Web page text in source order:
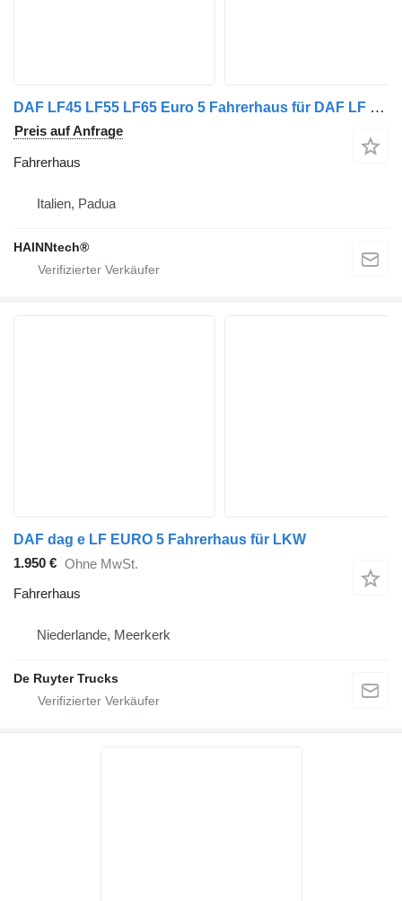
DAF LF45 LF55 LF65 Euro 5 Fahrerhaus für DAF LF DAY CAB LKW
Preis auf Anfrage
Fahrerhaus
Italien, Padua
HAINNtech®
DAF dag e LF EURO 5 Fahrerhaus für LKW
1.950 € Ohne MwSt.
Fahrerhaus
Niederlande, Meerkerk
De Ruyter Trucks